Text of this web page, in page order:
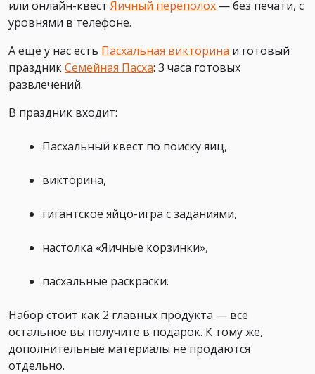
или онлайн-квест Яичный переполох — без печати, с
уровнями в телефоне.
А ещё у нас есть Пасхальная викторина и готовый
праздникСемейная Пасха: 3 часа готовых
развлечений.
В праздник входит:
Пасхальный квест по поиску яиц,
викторина,
гигантское яйцо-игра с заданиями,
настолка «Яичные корзинки»,
пасхальные раскраски.
Набор стоит как 2 главных продукта — всё
остальное вы получите в подарок. К тому же,
дополнительные материалы не продаются
отдельно.